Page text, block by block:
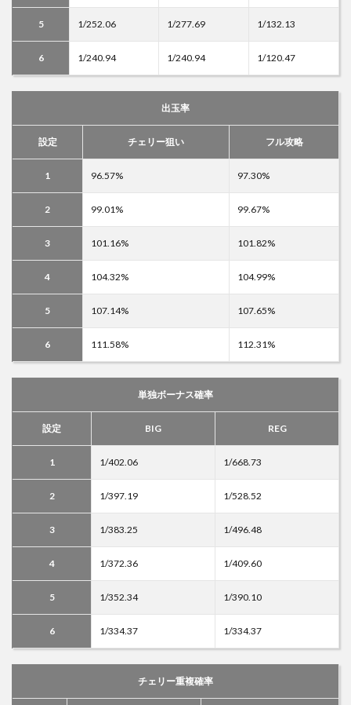
5 1/252.06 1/277.69 1/132.13
6 1/240.94 1/240.94 1/120.47
出玉率
設定 チェリー狙い フル攻略
1 96.57% 97.30%
2 99.01% 99.67%
3 101.16% 101.82%
4 104.32% 104.99%
5 107.14% 107.65%
6 111.58% 112.31%
単独ボーナス確率
設定 BIG REG
1 1/402.06 1/668.73
2 1/397.19 1/528.52
3 1/383.25 1/496.48
4 1/372.36 1/409.60
5 1/352.34 1/390.10
6 1/334.37 1/334.37
チェリー重複確率